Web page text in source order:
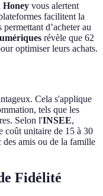
Honey vous alertent
facilitent la
d’acheter au
révèle que 62
optimiser leurs achats.
Cela s'applique
tels que les
Selon l'INSEE,
coût unitaire de 15 à 30
des amis ou de la famille
Fidélité